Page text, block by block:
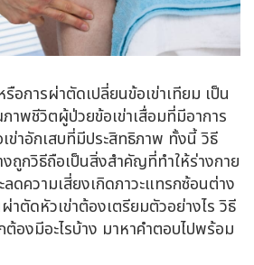
อการผ่าตัดเปลี่ยนข้อเข่าเทียม เป็น
พชีวิตผู้ป่วยข้อเข่าเสื่อมที่มีอาการ
ข่าอักเสบที่มีประสิทธิภาพ ทั้งนี้ วิธี
ถูกวิธีถือเป็นสิ่งสำคัญที่ทำให้ร่างกาย
ดความเสี่ยงเกิดภาวะแทรกซ้อนต่าง
าตัดหัวเข่าต้องเตรียมตัวอย่างไร วิธี
องมีอะไรบ้าง มาหาคำตอบไปพร้อม